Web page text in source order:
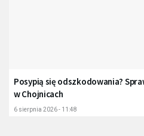
Posypią się odszkodowania?
w Chojnicach
6 sierpnia 2026 - 11:48